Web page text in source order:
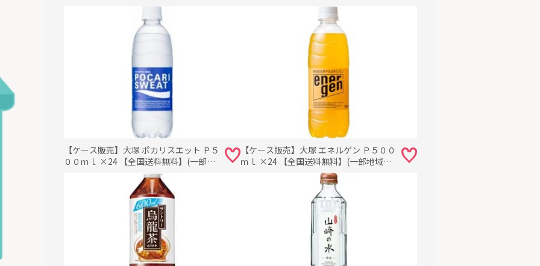
【ケース販売】大塚 ポカリスエット Ｐ５
００ｍｌ ×24 【全国送料無料】(一部地
域別途)・まとめ買い・防災備蓄にも最適
【ケース販売】大塚 エネルゲン Ｐ５００
ｍｌ ×24 【全国送料無料】(一部地域別
途)・まとめ買い・防災備蓄にも最適